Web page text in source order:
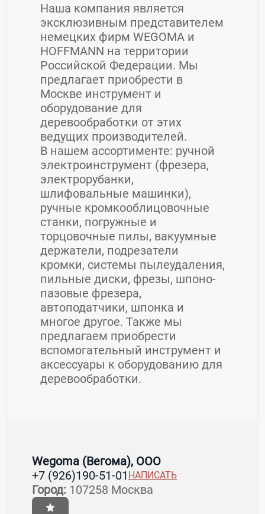
Наша компания является
эксклюзивным представителем
немецких фирм WEGOMA и
HOFFMANN на территории
Российской Федерации. Мы
предлагает приобрести в
Москве инструмент и
оборудование для
деревообработки от этих
ведущих производителей.
В нашем ассортименте: ручной
электроинструмент (фрезера,
электрорубанки,
шлифовальные машинки),
ручные кромкооблицовочные
станки, погружные и
торцовочные пилы, вакуумные
держатели, подрезатели
кромки, системы пылеудаления,
пильные диски, фрезы, шпоно-
пазовые фрезера,
автоподатчики, шпонка и
многое другое. Также мы
предлагаем приобрести
вспомогательный инструмент и
аксессуары к оборудованию для
деревообработки.
Страна:РоссияРегион:Московская область
Город:107258 Москва
ул. 1-я Бухвостова 12/11 корп. 53
Wegoma (Вегома), ООО
+7 (926)190-51-01 НАПИСАТЬ
Город: 107258 Москва